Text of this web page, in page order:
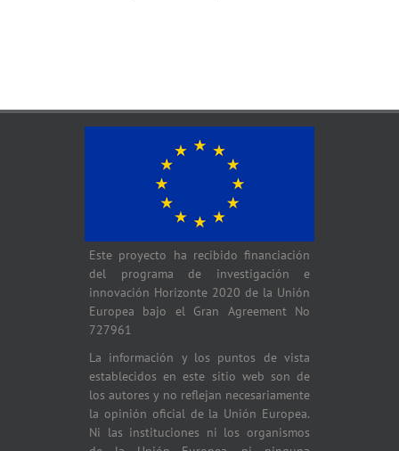
Este proyecto ha recibido financiación
del programa de investigación e
innovación Horizonte 2020 de la Unión
Europea bajo el Gran Agreement No
727961
La información y los puntos de vista
establecidos en este sitio web son de
los autores y no reflejan necesariamente
la opinión oficial de la Unión Europea.
Ni las instituciones ni los organismos